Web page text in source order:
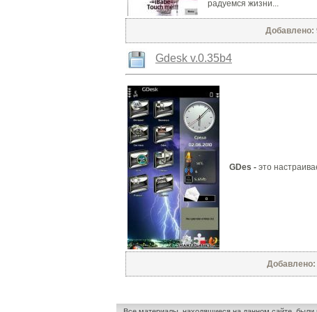
радуемся жизни...
Добавлено:
Gdesk v.0.35b4
GDes - это
Добавлено: